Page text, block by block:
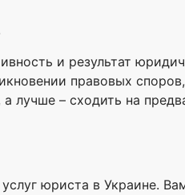
и результат
правовых
лучше – сходить на
юриста в Украине.